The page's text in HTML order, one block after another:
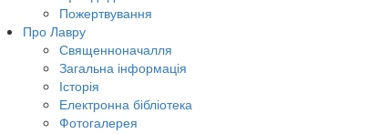
Пожертвування
Про Лавру
Священноначалля
Загальна інформація
Історія
Електронна бібліотека
Фотогалерея